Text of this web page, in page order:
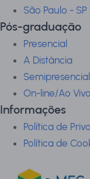
São Paulo - SP
Pós-graduação
Presencial
A Distância
Semipresencial
On-line/Ao Vivo
Informações
Política de
Política de